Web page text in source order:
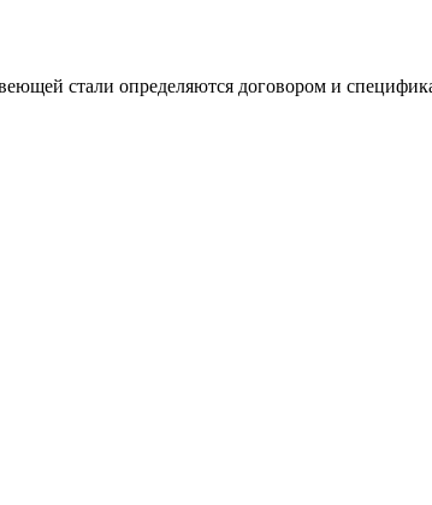
стали определяются договором и